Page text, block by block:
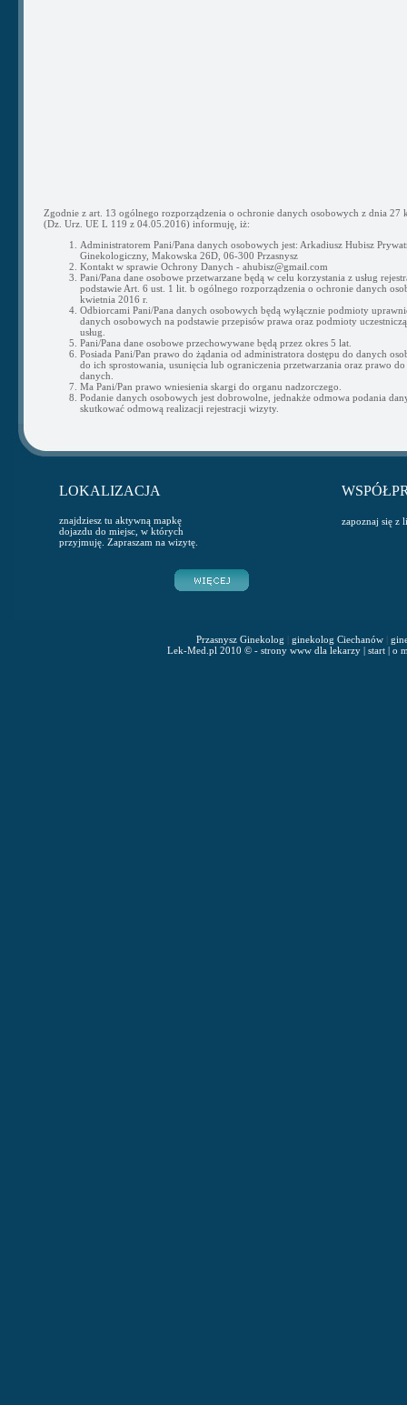
Zgodnie z art. 13 ogólnego rozporządzenia o ochronie danych osobowych z dnia 27
(Dz. Urz. UE L 119 z 04.05.2016) informuję, iż:
Administratorem Pani/Pana danych osobowych jest: Arkadiusz Hubisz
Ginekologiczny, Makowska 26D, 06-300 Przasnysz
Kontakt w sprawie Ochrony Danych - ahubisz@gmail.com
Pani/Pana dane osobowe przetwarzane będą w celu korzystania z usług
podstawie Art. 6 ust. 1 lit. b ogólnego rozporządzenia o ochronie danych
kwietnia 2016 r.
Odbiorcami Pani/Pana danych osobowych będą wyłącznie podmioty
danych osobowych na podstawie przepisów prawa oraz podmioty
usług.
Pani/Pana dane osobowe przechowywane będą przez okres 5 lat.
Posiada Pani/Pan prawo do żądania od administratora dostępu do danych
do ich sprostowania, usunięcia lub ograniczenia przetwarzania oraz prawo do
danych.
Ma Pani/Pan prawo wniesienia skargi do organu nadzorczego.
Podanie danych osobowych jest dobrowolne, jednakże odmowa podania
skutkować odmową realizacji rejestracji wizyty.
LOKALIZACJA
znajdziesz tu aktywną mapkę
dojazdu do miejsc, w których
przyjmuję. Zapraszam na wizytę.
zapoznaj się z
Przasnysz Ginekolog | ginekolog Ciechanów|
Lek-Med.pl 2010 © - strony www dla lekarzy| start| o